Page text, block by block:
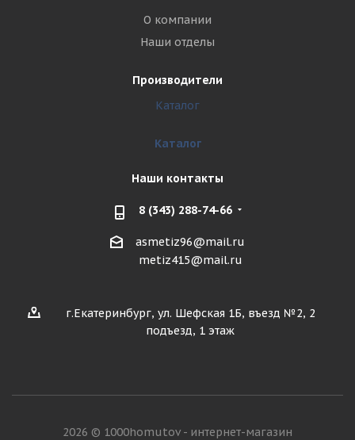
О компании
Наши отделы
Производители
Каталог
Каталог
Наши контакты
8 (343) 288-74-66
asmetiz96@mail.ru
metiz415@mail.ru
г.Екатеринбург, ул. Шефская 1Б, въезд №2, 2
подъезд, 1 этаж
2026 © 1000homutov - интернет-магазин